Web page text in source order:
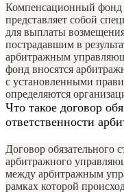
Компенсационный
представляет собой
для выплаты
пострадавшим в
арбитражным
фонд вносятся
с установленными
определяются
Что такое договор
ответственности
Договор обязательного
арбитражного
между арбитражным
рамках которой